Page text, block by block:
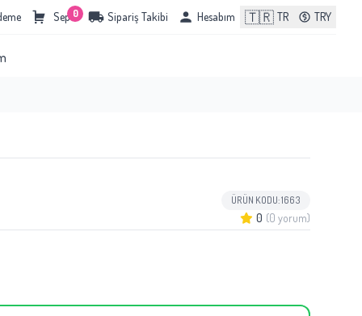
Sepet
0 Sipariş Takibi Hesabım 🇹🇷 TR TRY
ÜRÜN KODU: 1663
0 (0 yorum)